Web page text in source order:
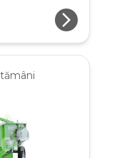
arrow_forward_ios